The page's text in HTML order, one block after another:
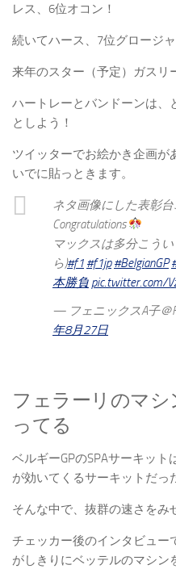
レス、6位オコン！
続いてハース、7位グロージ
来年のスター（予定）ガスリ
ハートレーとバンドーンは、
としよう！
ツイッターでお絵かき企画が
いでに貼っときます。
ネタ画像にした表彰台
Congratulations
マックスは多分こう
ら)#f1 #f1jp #BelgianGP
本勝負 pic.twitter.com/
— フェニックスA子＠
年8月27日
フェラーリのマ
ってる
ベルギーGPのSPAサーキッ
が効いてくるサーキットだっ
そんな中で、抜群の速さをみ
チェッカー後のインタビュー
がしきりにベッテルのマシン